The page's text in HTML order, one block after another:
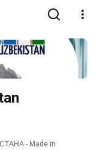
- Made in